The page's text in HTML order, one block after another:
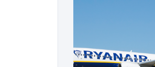
ذاتها من سنة […]